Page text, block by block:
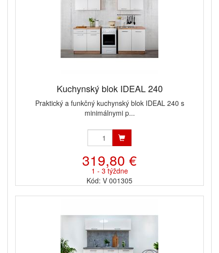
Kuchynský blok IDEAL 240
Praktický a funkčný kuchynský blok IDEAL 240 s
minimálnymi p...
319,80 €
1 - 3 týždne
Kód: V 001305